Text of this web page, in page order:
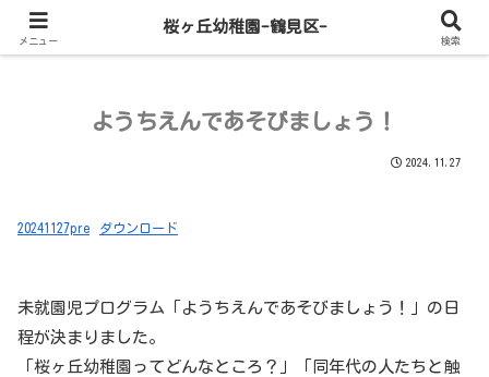
ようちえんであそびましょう！
2024.11.27
20241127pre ダウンロード
未就園児プログラム「ようちえんであそびましょう！」の日
程が決まりました。
「桜ヶ丘幼稚園ってどんなところ？」「同年代の人たちと触
メニュー
桜ヶ丘幼稚園-鶴見区-
検索